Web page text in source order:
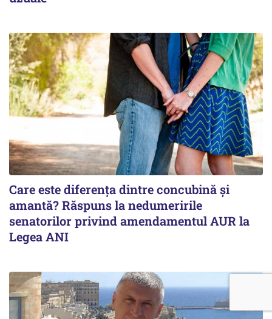
Care este diferența dintre concubină și
amantă? Răspuns la nedumeririle
senatorilor privind amendamentul AUR la
Legea ANI